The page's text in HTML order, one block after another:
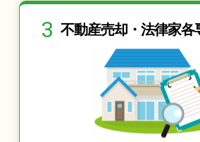
3 不動産売却・法律家各